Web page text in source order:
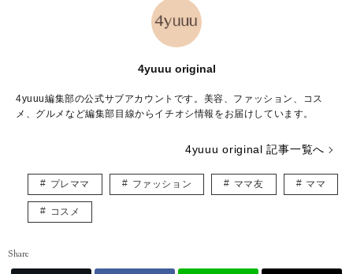
4yuuu original
4yuuu編集部の公式サブアカウントです。美容、ファッション、コス
メ、グルメなど編集部目線からイチオシ情報をお届けしています。
4yuuu original 記事一覧へ
プレママ ファッション ママ友 ママ
コスメ
Share